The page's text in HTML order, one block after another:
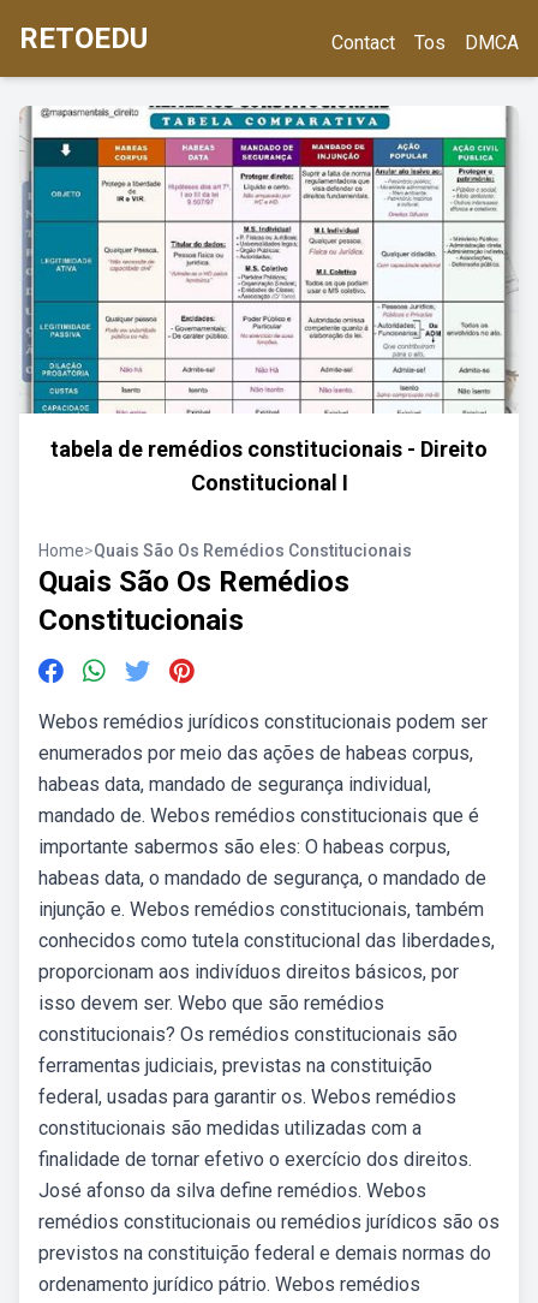
RETOEDU Contact Tos DMCA
tabela de remédios constitucionais - Direito
Constitucional I
Home>Quais São Os Remédios Constitucionais
Quais São Os Remédios
Constitucionais
Webos remédios jurídicos constitucionais podem ser
enumerados por meio das ações de habeas corpus,
habeas data, mandado de segurança individual,
mandado de. Webos remédios constitucionais que é
importante sabermos são eles: O habeas corpus,
habeas data, o mandado de segurança, o mandado de
injunção e. Webos remédios constitucionais, também
conhecidos como tutela constitucional das liberdades,
proporcionam aos indivíduos direitos básicos, por
isso devem ser. Webo que são remédios
constitucionais? Os remédios constitucionais são
ferramentas judiciais, previstas na constituição
federal, usadas para garantir os. Webos remédios
constitucionais são medidas utilizadas com a
finalidade de tornar efetivo o exercício dos direitos.
José afonso da silva define remédios. Webos
remédios constitucionais ou remédios jurídicos são os
previstos na constituição federal e demais normas do
ordenamento jurídico pátrio. Webos remédios